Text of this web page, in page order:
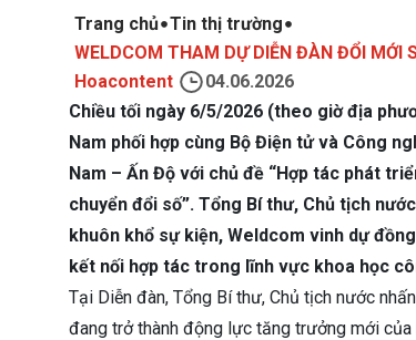
Trang chủ Tin thị trường
WELDCOM THAM DỰ DIỄN ĐÀN ĐỔI MỚI
Hoacontent
04.06.2026
Chiều tối ngày 6/5/2026 (theo giờ địa
Nam phối hợp cùng Bộ Điện tử và Công
Nam – Ấn Độ với chủ đề “Hợp tác phát
chuyển đổi số”. Tổng Bí thư, Chủ tịch
khuôn khổ sự kiện, Weldcom vinh dự
kết nối hợp tác trong lĩnh vực khoa học
Tại Diễn đàn, Tổng Bí thư, Chủ tịch nước
đang trở thành động lực tăng trưởng mới